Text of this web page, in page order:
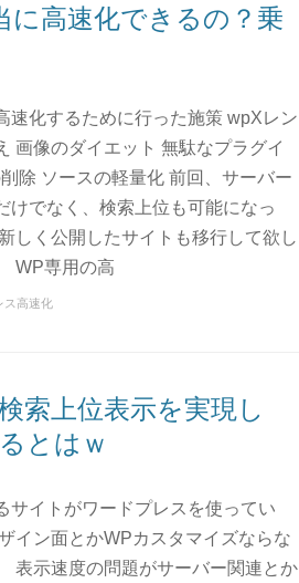
に高速化できるの？乗
速化するために行った施策 wpXレン
画像のダイエット 無駄なプラグイ
除 ソースの軽量化 前回、サーバー
けでなく、検索上位も可能になっ
しく公開したサイトも移行して欲し
WP専用の高
ス高速化
索上位表示を実現し
とはｗ
サイトがワードプレスを使ってい
イン面とかWPカスタマイズならな
表示速度の問題がサーバー関連とか